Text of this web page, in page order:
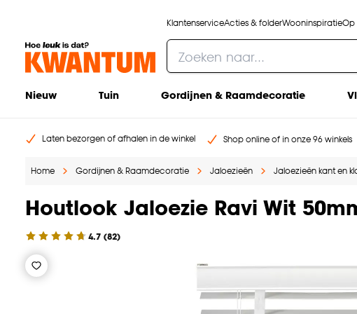
KlantenserviceActies & folderWooninspiratieOp
Nieuw Tuin Gordijnen & Raamdecoratie
Laten bezorgen of afhalen in de winkel Shop online of in onze 96 winkels
Home Gordijnen & Raamdecoratie Jaloezieën Jaloezieën kant en
Houtlook Jaloezie Ravi Wit
4.7 (82)